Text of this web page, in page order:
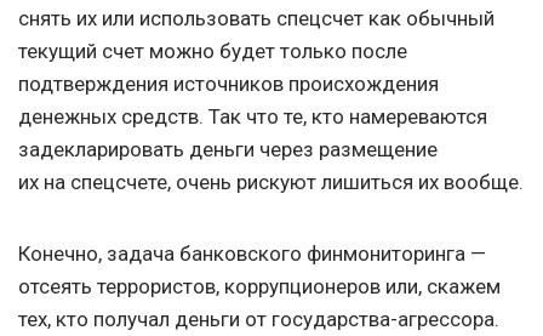
снять их или использовать спецсчет как обычный
текущий счет можно будет только после
подтверждения источников происхождения
денежных средств. Так что те, кто намереваются
задекларировать деньги через размещение
их на спецсчете, очень рискуют лишиться их вообще.
Конечно, задача банковского финмониторинга —
отсеять террористов, коррупционеров или, скажем
тех, кто получал деньги от государства-агрессора.